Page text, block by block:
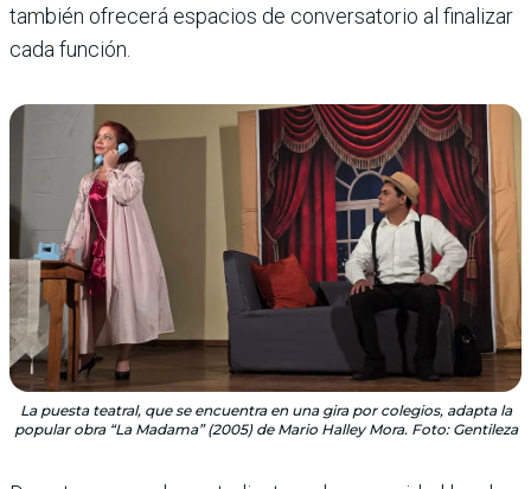
también ofrecerá espacios de conversatorio al finalizar
cada función.
La puesta teatral, que se encuentra en una gira por colegios, adapta la
popular obra “La Madama” (2005) de Mario Halley Mora. Foto: Gentileza